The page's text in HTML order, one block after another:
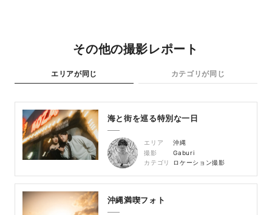
その他の撮影レポート
エリアが同じ カテゴリが同じ
海と街を巡る特別な一日
エリア
沖縄
撮影
Gaburi
カテゴリ
ロケーション撮影
沖縄満喫フォト